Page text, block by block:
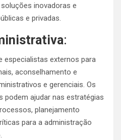
inovadoras e
e privadas.
:
especialistas externos para
aconselhamento e
e gerenciais. Os
ajudar nas estratégias
planejamento
para a administração